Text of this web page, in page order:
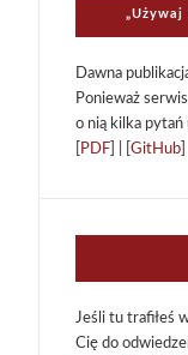
Dawna
Ponie­waż
o nią kilka pytań
PDF ] | [GitHub
Jeśli tu tra­fi­łeś
Cię do